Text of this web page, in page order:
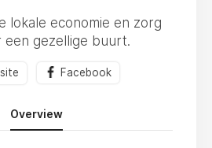
lokale economie en zorg
een gezellige buurt.
Facebook
Overview